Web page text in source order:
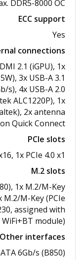
DDR5-8000 OC
ECC support
Yes
connections
2.1 (iGPU), 1x
3x USB-A 3.1
​s), 4x USB-A 2.0
ALC1220P), 1x
2x antenna
Quick Connect
PCIe slots
1x PCIe 4.0 x1
M.2 slots
1x M.2/​M-Key
M.2/​M-Key (PCIe
assigned with
WiFi+BT module)
Other interfaces
6Gb/s (B850)